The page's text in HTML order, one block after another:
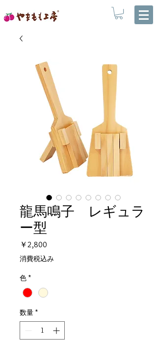
龍馬鳴子 レギュラ
ー型
￥2,800
格
消費税込み
色 *
数量 *